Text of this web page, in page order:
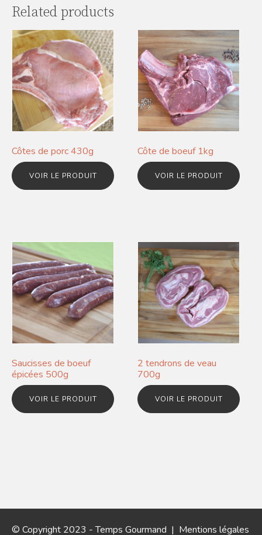
Related products
Côtes de porc 430g
VOIR LE PRODUIT
Côte de boeuf 1kg
VOIR LE PRODUIT
Saucisses de boeuf
épicées 500g
VOIR LE PRODUIT
2 tendrons de veau
700g
VOIR LE PRODUIT
© Copyright 2023 - Temps Gourmand | Mentions légales